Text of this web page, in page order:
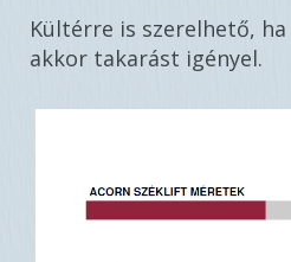
Kültérre is szerelhető,
akkor takarást igényel.